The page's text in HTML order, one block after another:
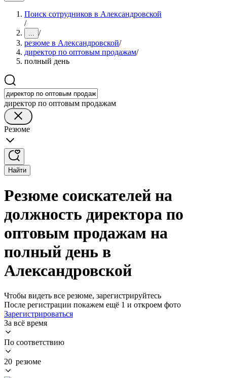
Поиск сотрудников в Александровской
/
... /
резюме в Александровской/
директор по оптовым продажам/
полный день
директор по оптовым продажам
Резюме
Найти
Резюме соискателей на
должность директора по
оптовым продажам на
полный день в
Александровской
Чтобы видеть все резюме, зарегистрируйтесь
После регистрации покажем ещё 1 и откроем фото
Зарегистрироваться
За всё время
По соответствию
20 резюме